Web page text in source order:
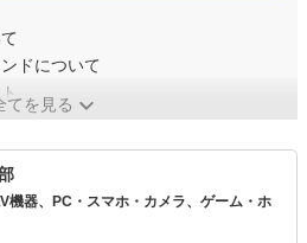
ドについて
てを見る
機器、PC・スマホ・カメラ、ゲーム・ホ